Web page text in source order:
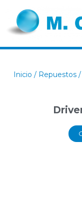
Inicio / Repuestos/